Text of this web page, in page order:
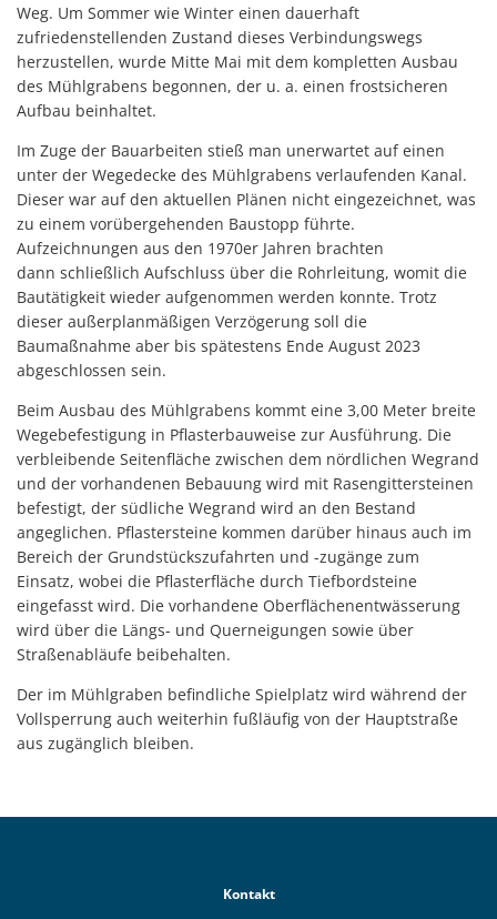
Weg. Um Sommer wie Winter einen dauerhaft
zufriedenstellenden Zustand dieses Verbindungswegs
herzustellen, wurde Mitte Mai mit dem kompletten Ausbau
des Mühlgrabens begonnen, der u. a. einen frostsicheren
Aufbau beinhaltet.
Im Zuge der Bauarbeiten stieß man unerwartet auf einen
unter der Wegedecke des Mühlgrabens verlaufenden Kanal.
Dieser war auf den aktuellen Plänen nicht eingezeichnet, was
zu einem vorübergehenden Baustopp führte.
Aufzeichnungen aus den 1970er Jahren brachten
dann schließlich Aufschluss über die Rohrleitung, womit die
Bautätigkeit wieder aufgenommen werden konnte. Trotz
dieser außerplanmäßigen Verzögerung soll die
Baumaßnahme aber bis spätestens Ende August 2023
abgeschlossen sein.
Beim Ausbau des Mühlgrabens kommt eine 3,00 Meter breite
Wegebefestigung in Pflasterbauweise zur Ausführung. Die
verbleibende Seitenfläche zwischen dem nördlichen Wegrand
und der vorhandenen Bebauung wird mit Rasengittersteinen
befestigt, der südliche Wegrand wird an den Bestand
angeglichen. Pflastersteine kommen darüber hinaus auch im
Bereich der Grundstückszufahrten und -zugänge zum
Einsatz, wobei die Pflasterfläche durch Tiefbordsteine
eingefasst wird. Die vorhandene Oberflächenentwässerung
wird über die Längs- und Querneigungen sowie über
Straßenabläufe beibehalten.
Der im Mühlgraben befindliche Spielplatz wird während der
Vollsperrung auch weiterhin fußläufig von der Hauptstraße
aus zugänglich bleiben.
Kontakt